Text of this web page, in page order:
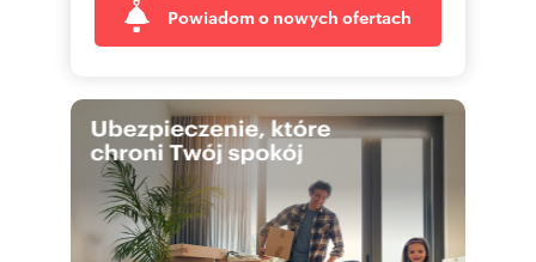
Powiadom o nowych ofertach